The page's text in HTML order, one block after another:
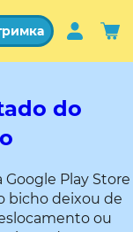
do
Play Store
bicho deixou de
ou